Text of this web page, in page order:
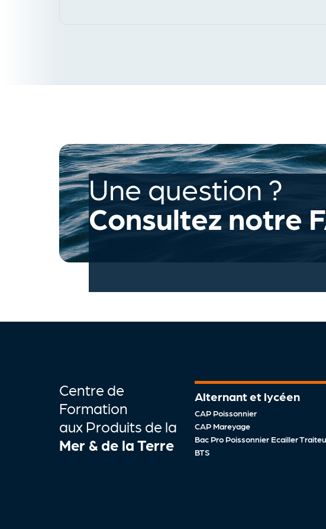
Une question ?
Consultez notre
Centre de
Formation
aux Produits de la
Mer & de la Terre
Alternant et lycéen
CAP Poissonnier
CAP Mareyage
Bac Pro Poissonnier Ecailler
BTS